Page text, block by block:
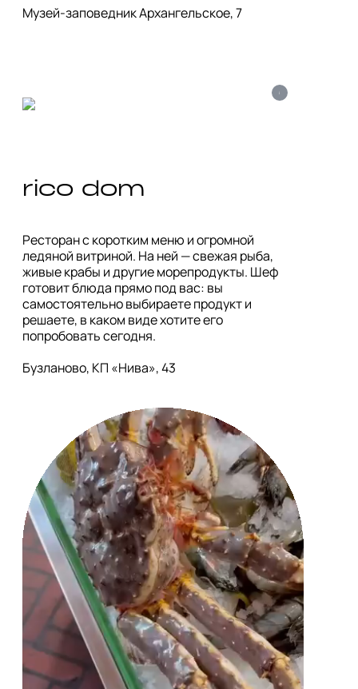
Музей-заповедник Архангельское, 7
i
rico dom
Ресторан с коротким меню и огромной
ледяной витриной. На ней — свежая рыба,
живые крабы и другие морепродукты. Шеф
готовит блюда прямо под вас: вы
самостоятельно выбираете продукт и
решаете, в каком виде хотите его
попробовать сегодня.
Бузланово, КП «Нива», 43